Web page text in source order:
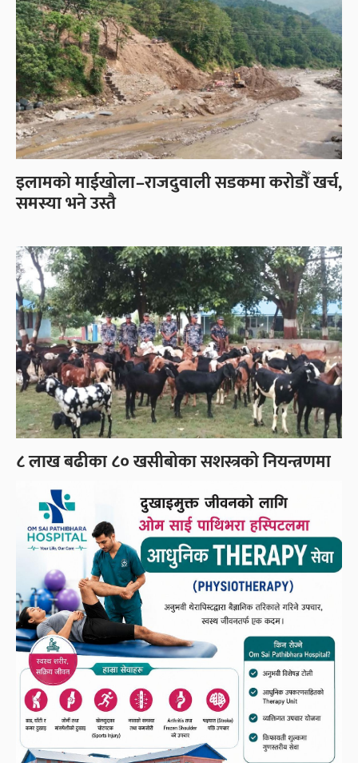
इलामको माईखोला–राजदुवाली सडकमा करोडौँ खर्च,
समस्या भने उस्तै
८ लाख बढीका ८० खसीबोका सशस्त्रको नियन्त्रणमा